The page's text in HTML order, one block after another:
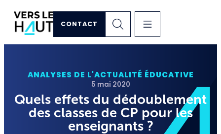
CONTACT
ANALYSES DE L'ACTUALITÉ ÉDUCATIVE
5 mai 2020
Quels effets du dédoublement
des classes de CP pour les
enseignants ?